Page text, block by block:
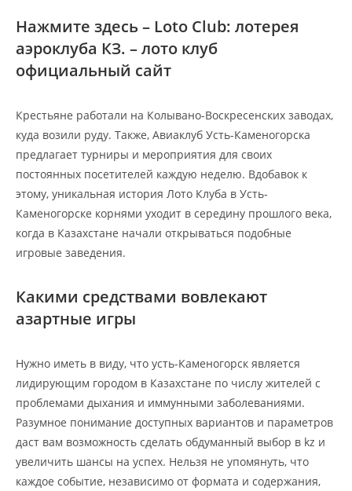
Нажмите здесь – Loto Club: лотерея
аэроклуба КЗ. – лото клуб
официальный сайт
Крестьяне работали на Колывано-Воскресенских заводах,
куда возили руду. Также, Авиаклуб Усть-Каменогорска
предлагает турниры и мероприятия для своих
постоянных посетителей каждую неделю. Вдобавок к
этому, уникальная история Лото Клуба в Усть-
Каменогорске корнями уходит в середину прошлого века,
когда в Казахстане начали открываться подобные
игровые заведения.
Какими средствами вовлекают
азартные игры
Нужно иметь в виду, что усть-Каменогорск является
лидирующим городом в Казахстане по числу жителей с
проблемами дыхания и иммунными заболеваниями.
Разумное понимание доступных вариантов и параметров
даст вам возможность сделать обдуманный выбор в kz и
увеличить шансы на успех. Нельзя не упомянуть, что
каждое событие, независимо от формата и содержания,